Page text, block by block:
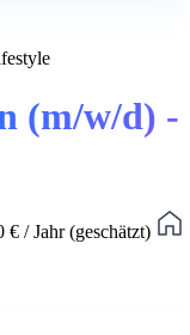
(m/w/d) -
€ / Jahr (geschätzt)